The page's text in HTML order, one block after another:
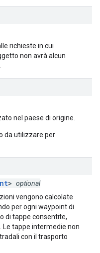
richieste in cui
non avrà alcun
nel paese di origine.
da utilizzare per
> optional
vengono calcolate
per ogni waypoint di
di tappe consentite,
. Le tappe intermedie non
con il trasporto